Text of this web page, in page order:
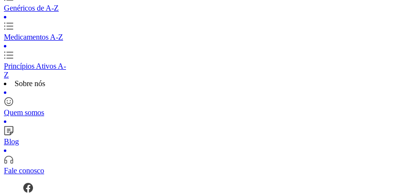
Genéricos de A-Z
Medicamentos A-Z
Princípios Ativos A-
Z
Sobre nós
Quem somos
Blog
Fale conosco